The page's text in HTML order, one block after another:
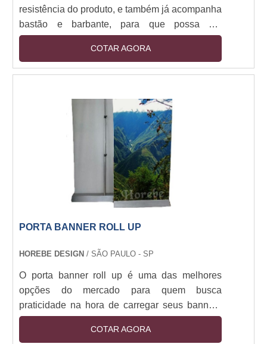
resistência do produto, e também já acompanha
bastão e barbante, para que possa ser
pendurado no local desejado.
COTAR AGORA
PORTA BANNER ROLL UP
HOREBE DESIGN / SÃO PAULO - SP
O porta banner roll up é uma das melhores
opções do mercado para quem busca
praticidade na hora de carregar seus banners
para todos os lugares. Com o equipamento,
banner fica enrolado dentro de um
COTAR AGORA